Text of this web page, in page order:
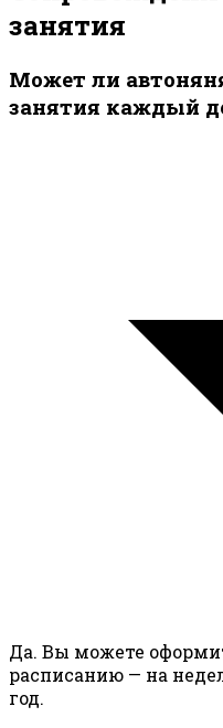
занятия
Может ли
занятия каждый
Да. Вы можете
расписанию — на
год.